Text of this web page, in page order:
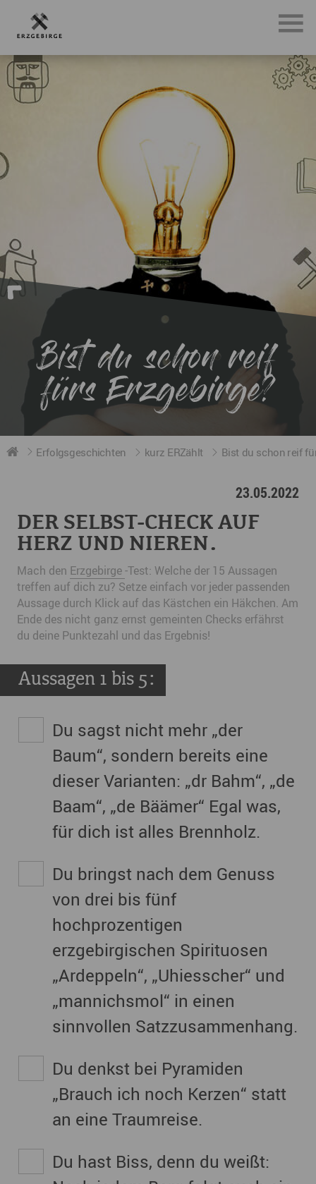
Bist du schon reif
fürs Erzgebirge?
Erfolgsgeschichten kurz ERZählt Bist du schon reif
23.05.2022
DER SELBST-CHECK AUF
HERZ UND NIEREN.
Mach den Erzgebirge-Test: Welche der 15 Aussagen
treffen auf dich zu? Setze einfach vor jeder passenden
Aussage durch Klick auf das Kästchen ein Häkchen. Am
Ende des nicht ganz ernst gemeinten Checks erfährst
du deine Punktezahl und das Ergebnis!
Aussagen 1 bis 5:
Du sagst nicht mehr „der
Baum“, sondern bereits eine
dieser Varianten: „dr Bahm“, „de
Baam“, „de Bäämer“ Egal was,
für dich ist alles Brennholz.
Du bringst nach dem Genuss
von drei bis fünf
hochprozentigen
erzgebirgischen Spirituosen
„Ardeppeln“, „Uhiesscher“ und
„mannichsmol“ in einen
sinnvollen Satzzusammenhang.
Du denkst bei Pyramiden
„Brauch ich noch Kerzen“ statt
an eine Traumreise.
Du hast Biss, denn du weißt: